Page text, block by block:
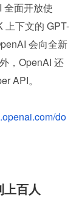
全面开放使
上下文的 GPT-
会向全新
，OpenAI 还
API。
do
百人